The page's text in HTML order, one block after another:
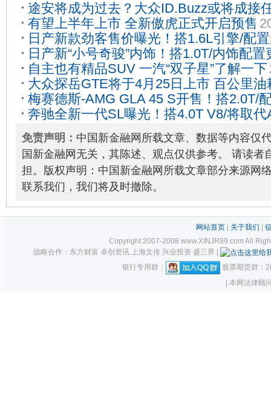
途安将成为过去？大众ID.Buzz或将成接
有望上半年上市 全新傲虎正式开启预售
日产新款劲客售价曝光！搭1.6L引擎/配
日产新“小号奇骏”内饰！搭1.0T/内饰配置
自主也有精品SUV 一汽“双子星”了解一下
大众探岳GTE将于4月25日上市 百公里油
梅赛德斯-AMG GLA 45 S开售！搭2.0T/
30
奔驰全新一代SL曝光！搭4.0T V8/将取代
04-09
免责声明： 中国新金融网所载文章、数据等内容仅
国新金融网无关，其陈述、观点仅供参考。 请读者
担。版权声明：中国新金融网所载文章部分来源网
联系我们，我们将及时撤除。
网站首页| 关于我们
Copyright 2007-2008 www.XINJR99.com All
战略合作：东方财富 卓创资讯 上海文传 兴业投资 盛三界 |
银行专用群：
股票期货群：
| 本网法律顾